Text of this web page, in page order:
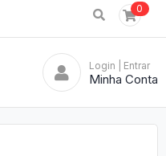
0
Login | Entrar
Minha Conta